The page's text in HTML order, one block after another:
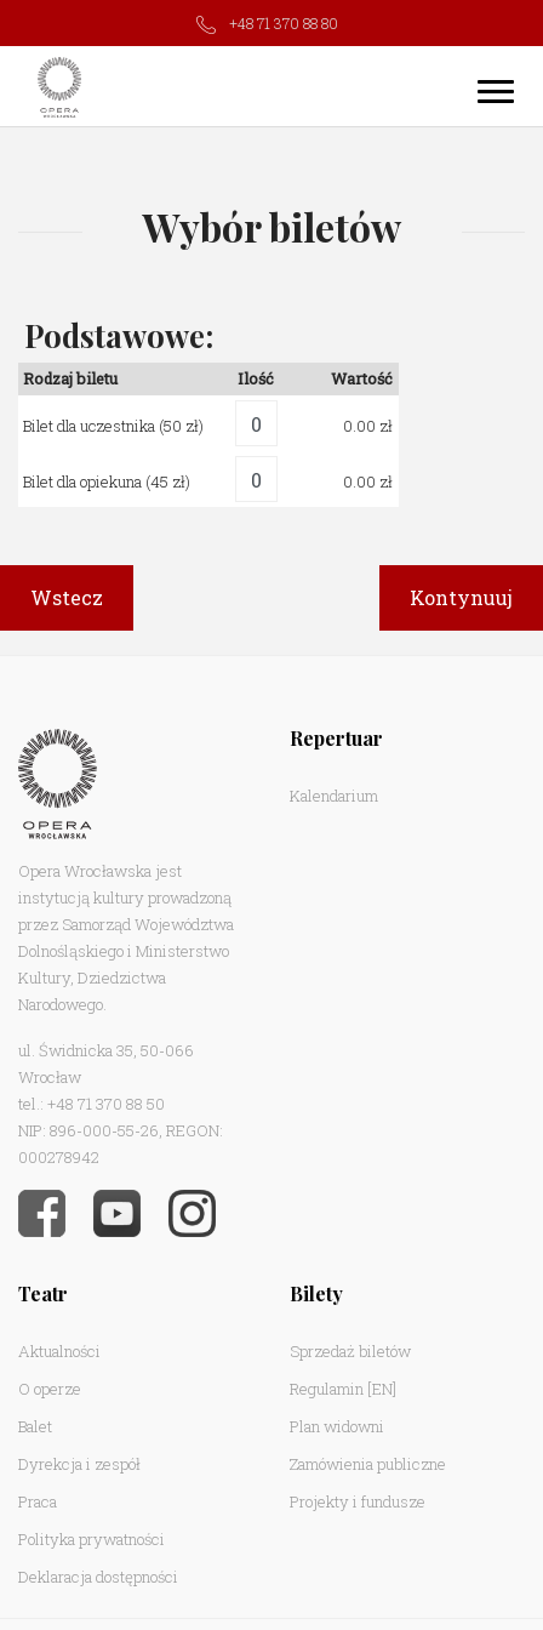
+48 71 370 88 80
Wybór biletów
Podstawowe:
Rodzaj biletu Ilość Wartość
Bilet dla uczestnika (50 zł) 0.00
Bilet dla opiekuna (45 zł) 0.00
Opera Wrocławska jest
instytucją kultury prowadzoną
przez Samorząd Województwa
Dolnośląskiego i Ministerstwo
Kultury, Dziedzictwa
Narodowego.
ul. Świdnicka 35, 50-066
Wrocław
tel.: +48 71 370 88 50
NIP: 896-000-55-26, REGON:
000278942
Repertuar
Kalendarium
Teatr
Aktualności
O operze
Balet
Dyrekcja i zespół
Praca
Polityka prywatności
Deklaracja dostępności
Bilety
Sprzedaż biletów
Regulamin [EN]
Plan widowni
Zamówienia publiczne
Projekty i fundusze